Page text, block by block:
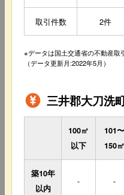
取引件数 2件
※データは国土交通省の不動産取
（データ更新月:2022年5月）
三井郡大刀洗
100㎡
以下
101〜
150㎡
築10年
以内
- -